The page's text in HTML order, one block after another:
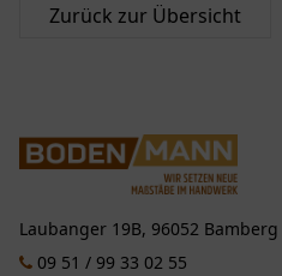
Zurück zur Übersicht
Laubanger 19B, 96052 Bamberg
09 51 / 99 33 02 55